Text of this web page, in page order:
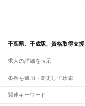
千葉県、千歳駅、資格取得支
求人の詳細を表示
条件を追加・変更して検索
市区町村を追加・変更
関連キーワード